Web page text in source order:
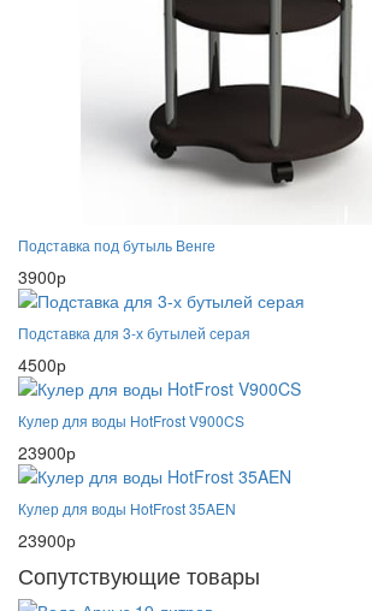
Подставка под бутыль Венге
3900р
Подставка для 3-х бутылей серая
4500р
Кулер для воды HotFrost V900CS
23900р
Кулер для воды HotFrost 35AEN
23900р
Сопутствующие товары